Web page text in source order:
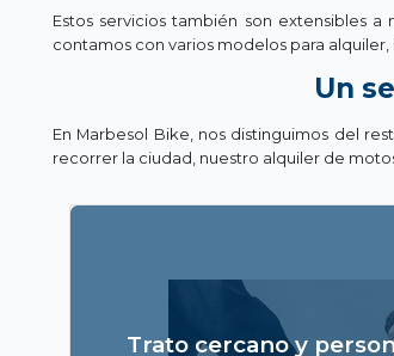
Estos servicios también son extensibles
contamos con varios modelos para alquiler,
Un
En Marbesol Bike, nos distinguimos del
recorrer la ciudad, nuestro alquiler de
Trato cercano y
En Marbesol Bike queremos
satisfacción de nuestros clientes
alquiler de motos y alquiler de